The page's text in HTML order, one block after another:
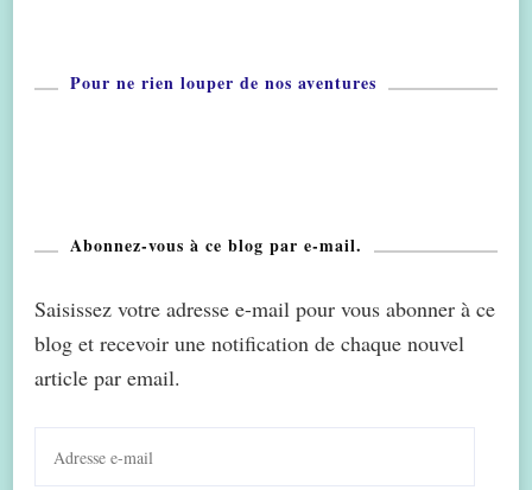
Pour ne rien louper de nos aventures
Abonnez-vous à ce blog par e-mail.
Saisissez votre adresse e-mail pour vous abonner à ce
blog et recevoir une notification de chaque nouvel
article par email.